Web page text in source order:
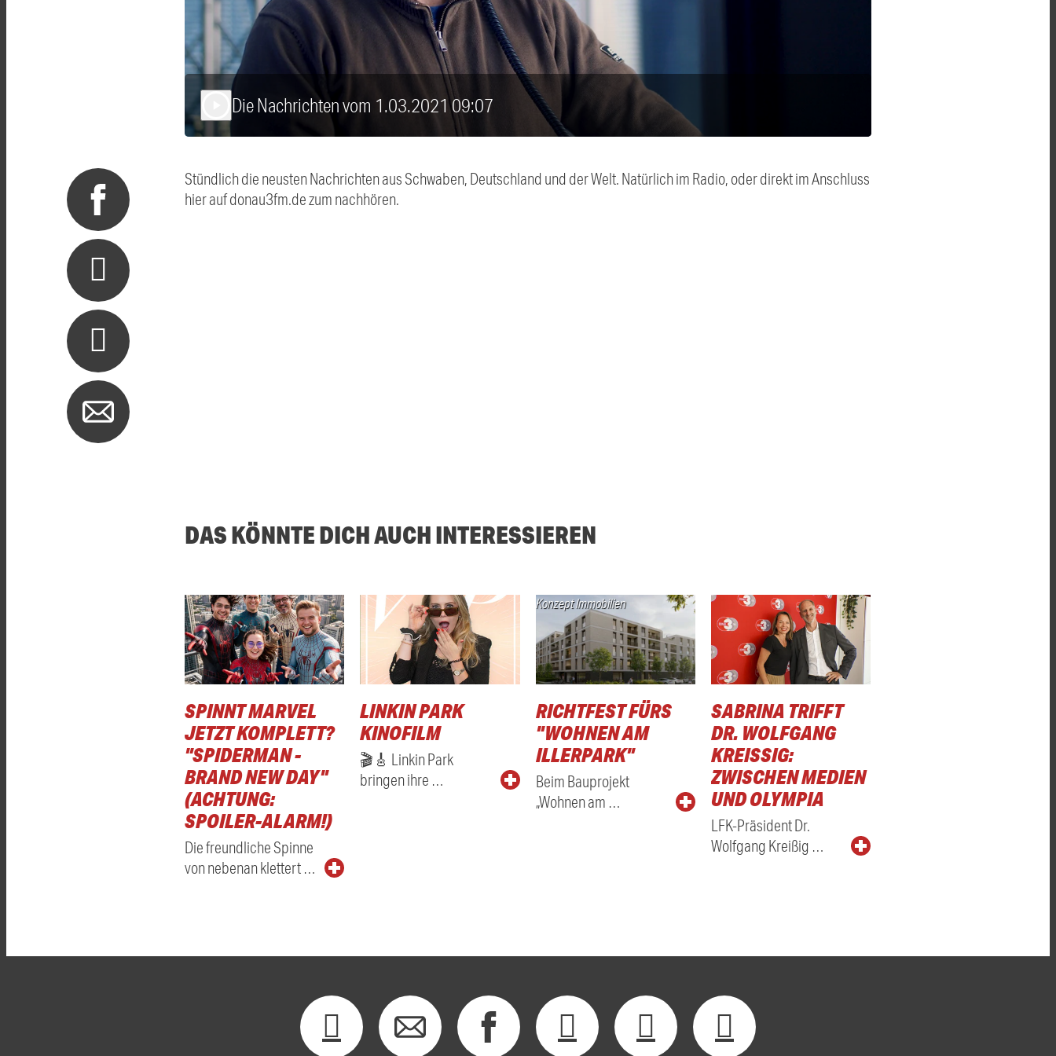
Die Nachrichten vom 1.03.2021 09:07
Stündlich die neusten Nachrichten aus Schwaben, Deutschland und der Welt. Natürlich im Radio, oder direkt im Anschluss
hier auf donau3fm.de zum nachhören.
DAS KÖNNTE DICH AUCH INTERESSIEREN
SPINNT MARVEL
JETZT KOMPLETT?
"SPIDERMAN -
BRAND NEW DAY"
(ACHTUNG:
SPOILER-ALARM!)
Die freundliche Spinne
von nebenan klettert …
LINKIN PARK
KINOFILM
🎬🎸 Linkin Park
bringen ihre …
Konzept Immobilien
RICHTFEST FÜRS
"WOHNEN AM
ILLERPARK"
Beim Bauprojekt
„Wohnen am …
SABRINA TRIFFT
DR. WOLFGANG
KREISSIG: Z
WISCHEN MEDIEN U
ND OLYMPIA
LFK-Präsident Dr.
Wolfgang Kreißig …